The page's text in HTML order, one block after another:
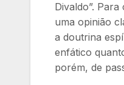
Divaldo”.
uma opinião
a doutrina
enfático
porém, de